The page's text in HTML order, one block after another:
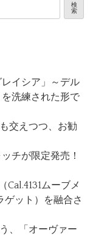
検
索
イシア」～デル
洗練された形で
交えつつ、お勧
チが限定発売！
Cal.4131ムーブメ
ゲット）を融合さ
、「オーヴァー